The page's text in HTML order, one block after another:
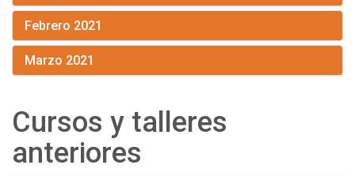
Febrero 2021
Marzo 2021
Cursos y talleres
anteriores